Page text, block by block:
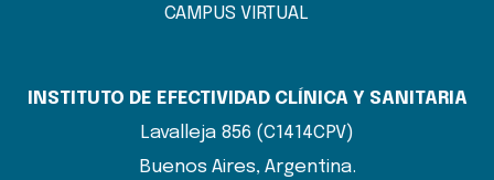
CAMPUS VIRTUAL
INSTITUTO DE EFECTIVIDAD CLÍNICA Y SANITARIA
Lavalleja 856 (C1414CPV)
Buenos Aires, Argentina.